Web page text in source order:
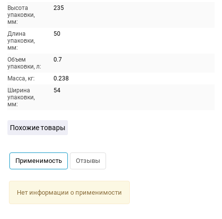
Высота
упаковки,
мм:
235
Длина
упаковки,
мм:
50
Объем
упаковки, л:
0.7
Масса, кг:
0.238
Ширина
упаковки,
мм:
54
Похожие товары
Применимость Отзывы
Нет информации о применимости